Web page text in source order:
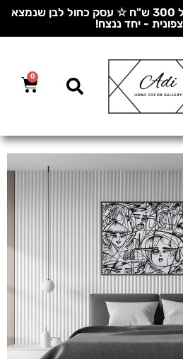
☆ משלוח חינם בקנייה מעל 300 ש"ח ☆ עסק כחול לבן שנמצא
- יחד ננצח!
0